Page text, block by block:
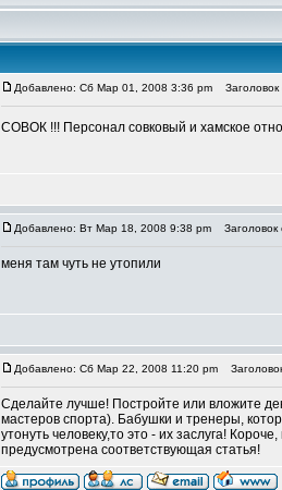
Добавлено: Сб Мар 01, 2008 3:36 pm Заголовок
СОВОК !!! Персонал совковый и хамское
Добавлено: Вт Мар 18, 2008 9:38 pm Заголовок
меня там чуть не утопили
Добавлено: Сб Мар 22, 2008 11:20 pm
Сделайте лучше! Постройте или вложите
мастеров спорта). Бабушки и тренеры,
утонуть человеку,то это - их заслуга!
предусмотрена соответствующая статья!